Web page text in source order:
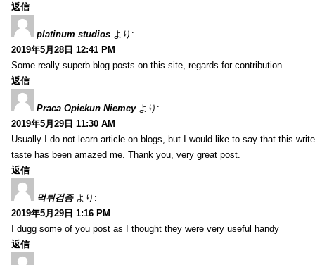
返信
platinum studios より:
2019年5月28日 12:41 PM
Some really superb blog posts on this site, regards for contribution.
返信
Praca Opiekun Niemcy より:
2019年5月29日 11:30 AM
Usually I do not learn article on blogs, but I would like to say that this
taste has been amazed me. Thank you, very great post.
返信
먹튀검증 より:
2019年5月29日 1:16 PM
I dugg some of you post as I thought they were very useful handy
返信